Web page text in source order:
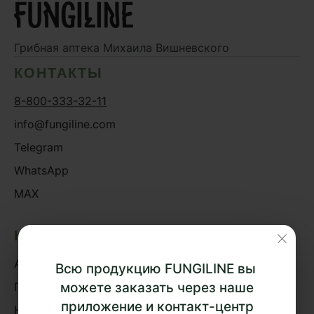
Всю продукцию FUNGILINE вы
можете заказать через наше
приложение и контакт-центр
Дикий ямс
Желчегонное
Женское здоровье
Зависимости
Защита печени
Зверобой
Здоровые суставы
Здоровый микробиом
Здоровье легких
Грибная аптека Михаила Вишневского
КОНТАКТЫ
8-800-333-32-11
info@fungiline.com
Telegram
WhatsApp
MAX
КАТАЛОГ
Акции
Грибная аптека
Наборы